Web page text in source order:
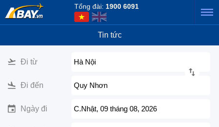
Tổng đài: 1900 6091
Tin tức
Đi từ Hà Nội
Đi đến Quy Nhơn
Ngày đi C.Nhật, 09 tháng 08, 2026